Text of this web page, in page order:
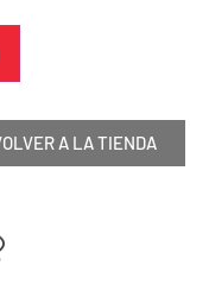
A LA TIENDA